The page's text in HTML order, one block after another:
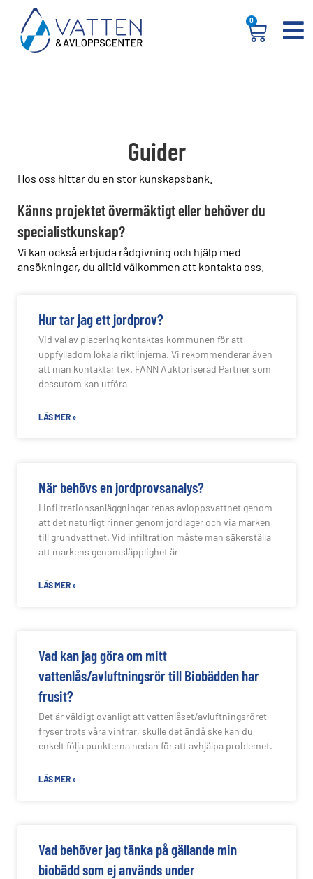
0
Guider
Hos oss hittar du en stor kunskapsbank.
Känns projektet övermäktigt eller behöver du
specialistkunskap?
Vi kan också erbjuda rådgivning och hjälp med
ansökningar, du alltid välkommen att kontakta oss.
Hur tar jag ett jordprov?
Vid val av placering kontaktas kommunen för att
uppfylladom lokala riktlinjerna. Vi rekommenderar även
att man kontaktar tex. FANN Auktoriserad Partner som
dessutom kan utföra
LÄS MER »
När behövs en jordprovsanalys?
I infiltrationsanläggningar renas avloppsvattnet genom
att det naturligt rinner genom jordlager och via marken
till grundvattnet. Vid infiltration måste man säkerställa
att markens genomsläpplighet är
LÄS MER »
Vad kan jag göra om mitt
vattenlås/avluftningsrör till Biobädden har
frusit?
Det är väldigt ovanligt att vattenlåset/avluftningsröret
fryser trots våra vintrar, skulle det ändå ske kan du
enkelt följa punkterna nedan för att avhjälpa problemet.
LÄS MER »
Vad behöver jag tänka på gällande min
biobädd som ej används under